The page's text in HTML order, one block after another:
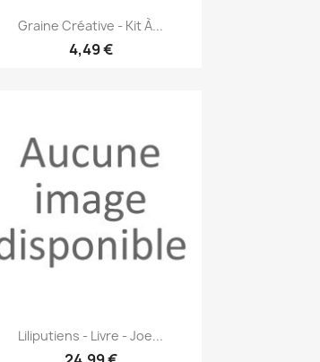
Aperçu rapide
Graine Créative - Kit À...
4,49 €
Aperçu rapide
Liliputiens - Livre - Joe...